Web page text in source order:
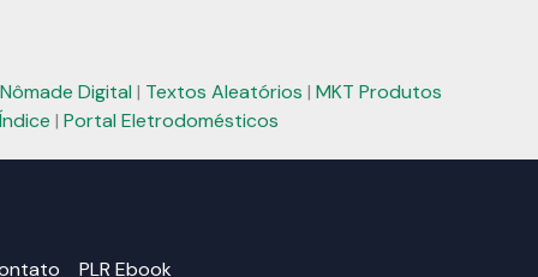
Nômade Digital | Textos Aleatórios | MKT Produtos
| Portal Eletrodomésticos
PLR Ebook